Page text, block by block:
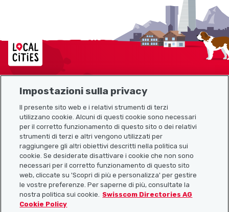
Localcities
Link utili
Scarica l’app Localcities
Impostazioni sulla privacy
Il presente sito web e i relativi strumenti di terzi
utilizzano cookie. Alcuni di questi cookie sono necessari
per il corretto funzionamento di questo sito o dei relativi
strumenti di terzi e altri vengono utilizzati per
raggiungere gli altri obiettivi descritti nella politica sui
cookie. Se desiderate disattivare i cookie che non sono
necessari per il corretto funzionamento di questo sito
web, cliccate su 'Scopri di più e personalizza' per gestire
le vostre preferenze. Per saperne di più, consultate la
nostra politica sui cookie.
Swisscom Directories AG
Cookie Policy